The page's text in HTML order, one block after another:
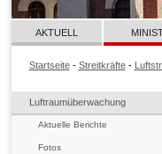
Luftraumüberwachung
Aktuelle Berichte
Fotos
AKTUELL
Startseite- Streitkräfte-